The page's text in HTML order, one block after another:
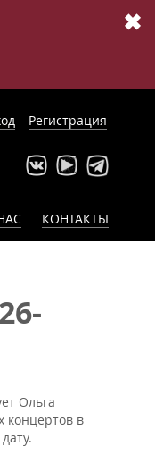
✖
Регистрация
КОНТАКТЫ
Ольга
концертов в